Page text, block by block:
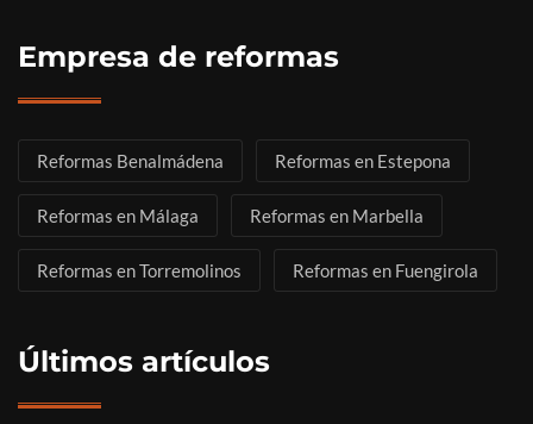
Empresa de reformas
Reformas Benalmádena Reformas en Estepona
Reformas en Málaga Reformas en Marbella
Reformas en Torremolinos Reformas en Fuengirola
Últimos artículos